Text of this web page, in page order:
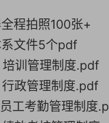
程拍照100张+
文件5个pdf
训管理制度.pdf
政管理制度.pdf
工考勤管理制度